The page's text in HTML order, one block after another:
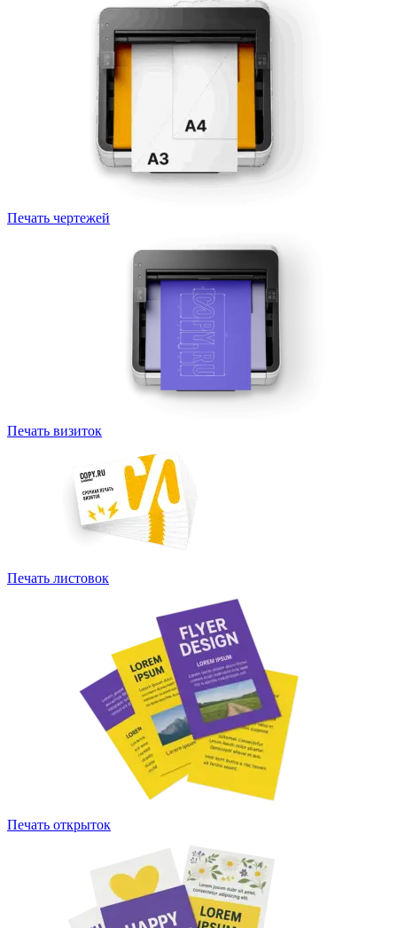
Печать чертежей
Печать визиток
Печать листовок
Печать открыток